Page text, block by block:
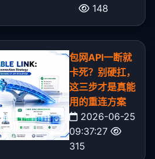
148
包网API一断就
卡死？别硬扛，
这三步才是真能
用的重连方案
2026-06-25
09:37:27
315